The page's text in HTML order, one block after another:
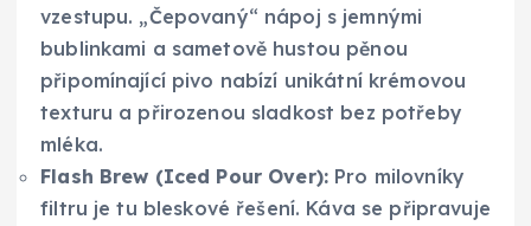
vzestupu. „Čepovaný“ nápoj s jemnými
bublinkami a sametově hustou pěnou
připomínající pivo nabízí unikátní krémovou
texturu a přirozenou sladkost bez potřeby
mléka.
Flash Brew (Iced Pour Over): Pro milovníky
filtru je tu bleskové řešení. Káva se připravuje